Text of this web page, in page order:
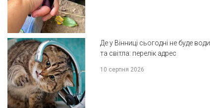
Де у Вінниці сьогодні не буде води
та світла: перелік адрес
10 серпня 2026